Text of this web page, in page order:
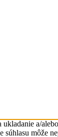
a/
súhlasu môže